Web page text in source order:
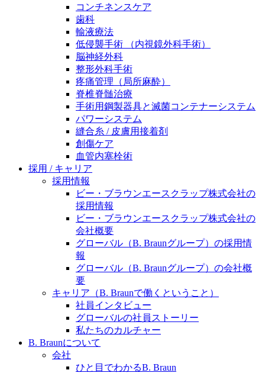
製品ポートフォリオ​
こちらの製品ポートフォリオからも、製品をお探しい
ただくことができます。
販売代理店さま向け情報​
お問合せ先、価格情報、E-Shopのご案内など販売店さ
ま向けの情報スペースです。
水頭症について
「水頭症」とはどのような疾患なのでしょう。成人に
多い水頭症と、小児に多い水頭症の特徴と症状、検査
や治療法など「水頭症」の概要を知っていただくこと
ができます。
エースクラップアカデミー
医療に携わるあらゆる方々に、学びと情報共有の場を
提供していくことを目指します。
お問合せフォームより、ご質問をお送りください。
コンチネンスケア
歯科
輸液療法
低侵襲手術 （内視鏡外科手術）
脳神経外科
整形外科手術
疼痛管理（局所麻酔）
脊椎脊髄治療
手術用鋼製器具と滅菌コンテナーシステム
パワーシステム
縫合糸 / 皮膚用接着剤
創傷ケア
血管内塞栓術
採用 / キャリア
採用情報
ビー・ブラウンエースクラップ株式会社の
採用情報
ビー・ブラウンエースクラップ株式会社の
会社概要
グローバル（B. Braunグループ）の採用情
報
グローバル（B. Braunグループ）の会社概
要
キャリア（B. Braunで働くということ）
社員インタビュー
グローバルの社員ストーリー
私たちのカルチャー
B. Braunについて
会社
ひと目でわかるB. Braun